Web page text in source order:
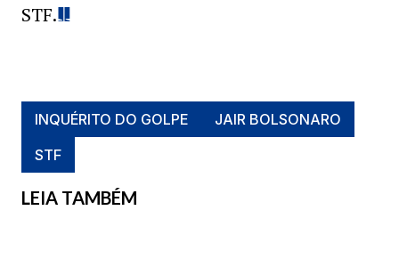
STF.
INQUÉRITO DO GOLPE
JAIR BOLSONARO
STF
LEIA TAMBÉM